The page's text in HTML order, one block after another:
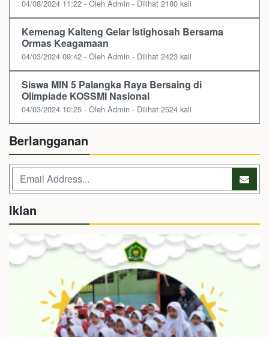
04/08/2024 11:22 - Oleh Admin - Dilihat 2180 kali
Kemenag Kalteng Gelar Istighosah Bersama
Ormas Keagamaan
04/03/2024 09:42 - Oleh Admin - Dilihat 2423 kali
Siswa MIN 5 Palangka Raya Bersaing di
Olimpiade KOSSMI Nasional
04/03/2024 10:25 - Oleh Admin - Dilihat 2524 kali
Berlangganan
Iklan